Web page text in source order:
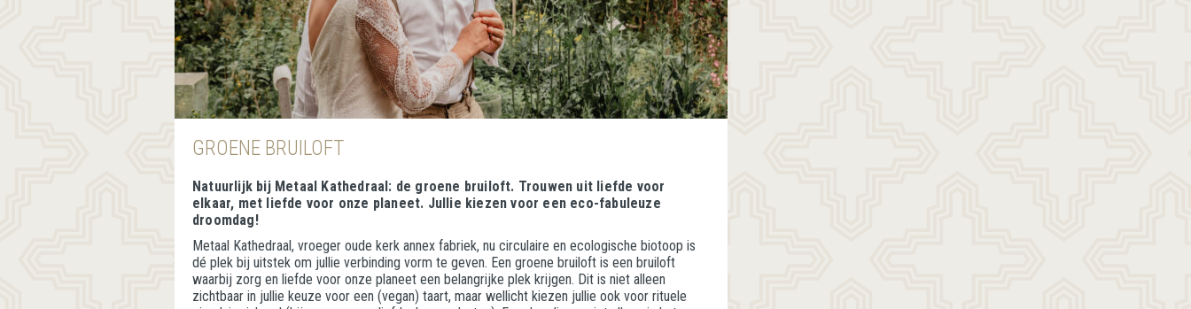
GROENE BRUILOFT
Natuurlijk bij Metaal Kathedraal: de groene bruiloft. Trouwen uit liefde voor
elkaar, met liefde voor onze planeet. Jullie kiezen voor een eco-fabuleuze
droomdag!
Metaal Kathedraal, vroeger oude kerk annex fabriek, nu circulaire en ecologische biotoop is
dé plek bij uitstek om jullie verbinding vorm te geven. Een groene bruiloft is een bruiloft
waarbij zorg en liefde voor onze planeet een belangrijke plek krijgen. Dit is niet alleen
zichtbaar in jullie keuze voor een (vegan) taart, maar wellicht kiezen jullie ook voor rituele